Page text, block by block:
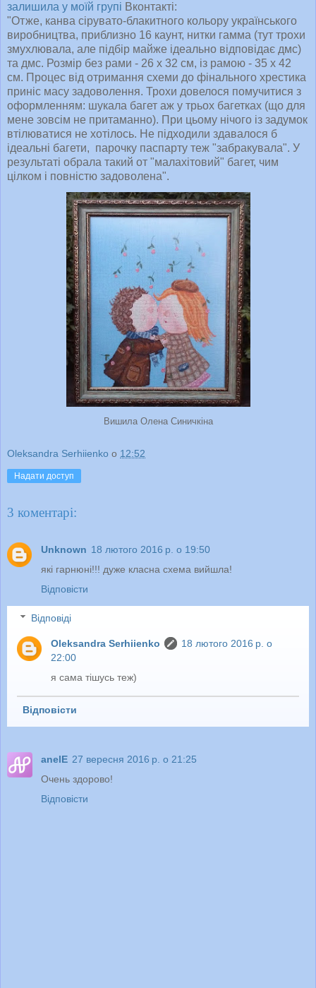
залишила у моїй групі Вконтакті:
"Отже, канва сірувато-блакитного кольору українського
виробництва, приблизно 16 каунт, нитки гамма (тут трохи
змухлювала, але підбір майже ідеально відповідає дмс)
та дмс. Розмір без рами - 26 х 32 см, із рамою - 35 х 42
см. Процес від отримання схеми до фінального хрестика
приніс масу задоволення. Трохи довелося помучитися з
оформленням: шукала багет аж у трьох багетках (що для
мене зовсім не притаманно). При цьому нічого із задумок
втілюватися не хотілось. Не підходили здавалося б
ідеальні багети, парочку паспарту теж "забракувала". У
результаті обрала такий от "малахітовий" багет, чим
цілком і повністю задоволена".
Вишила Олена Синичкіна
Oleksandra Serhiienko о 12:52
Надати доступ
3 коментарі:
Unknown 18 лютого 2016 р. о 19:50
які гарнюні!!! дуже класна схема вийшла!
Відповісти
Відповіді
Oleksandra Serhiienko
18 лютого 2016 р. о
22:00
я сама тішусь теж)
Відповісти
anelE 27 вересня 2016 р. о 21:25
Очень здорово!
Відповісти